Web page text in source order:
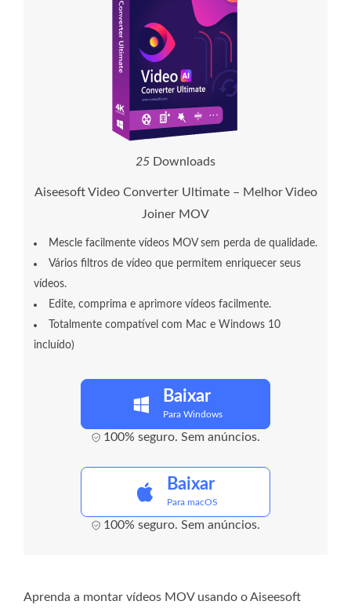
25 Downloads
Aiseesoft Video Converter Ultimate – Melhor Video
Joiner MOV
Mescle facilmente vídeos MOV sem perda de qualidade.
Vários filtros de vídeo que permitem enriquecer seus
vídeos.
Edite, comprima e aprimore vídeos facilmente.
Totalmente compatível com Mac e Windows 10
incluído)
Baixar
Para Windows
100% seguro. Sem anúncios.
Baixar
Para macOS
100% seguro. Sem anúncios.
Aprenda a montar vídeos MOV usando o Aiseesoft